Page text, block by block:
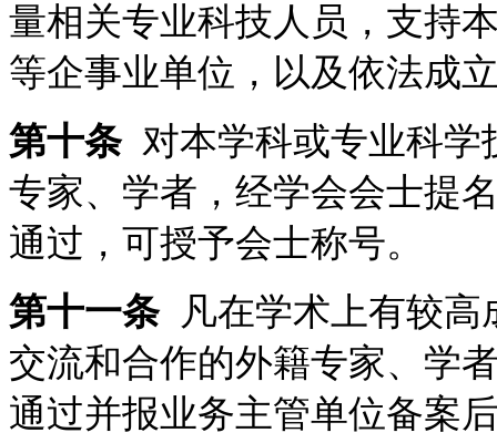
量相关专业科技人员，支持
等企事业单位，以及依法成
第十条对本学科或专业科学
专家、学者，经学会会士提
通过，可授予会士称号。
第十一条 凡在学术上有较
交流和合作的外籍专家、学
通过并报业务主管单位备案